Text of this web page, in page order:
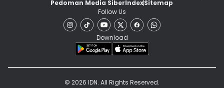
Pedoman Media SiberIndexSitemap
Follow Us
Download
© 2026 IDN. All Rights Reserved.